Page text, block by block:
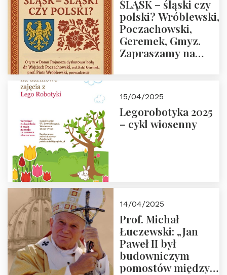
ŚLĄSK – śląski czy
polski? Wróblewski,
Poczachowski,
Geremek, Gmyz.
Zapraszamy na
Trójmorza.
15/04/2025
Legorobotyka 2025
– cykl wiosenny
14/04/2025
Prof. Michał
Łuczewski: „Jan
Paweł II był
budowniczym
pomostów między